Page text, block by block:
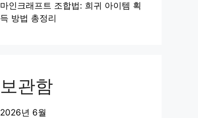
마인크래프트 조합법: 희귀 아이템 획
득 방법 총정리
보관함
2026년 6월